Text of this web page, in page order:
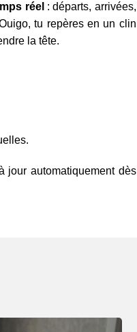
réel : départs, arrivées,
tu repères en un clin
la tête.
jour automatiquement dès